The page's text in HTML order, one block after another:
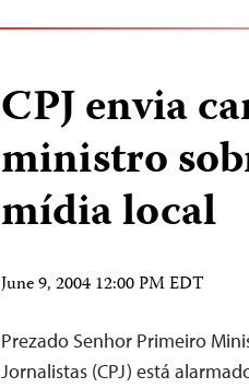
CPJ envia
ministro
mídia local
June 9, 2004 12:00 PM EDT
Prezado Senhor Primeiro
Jornalistas (CPJ) está